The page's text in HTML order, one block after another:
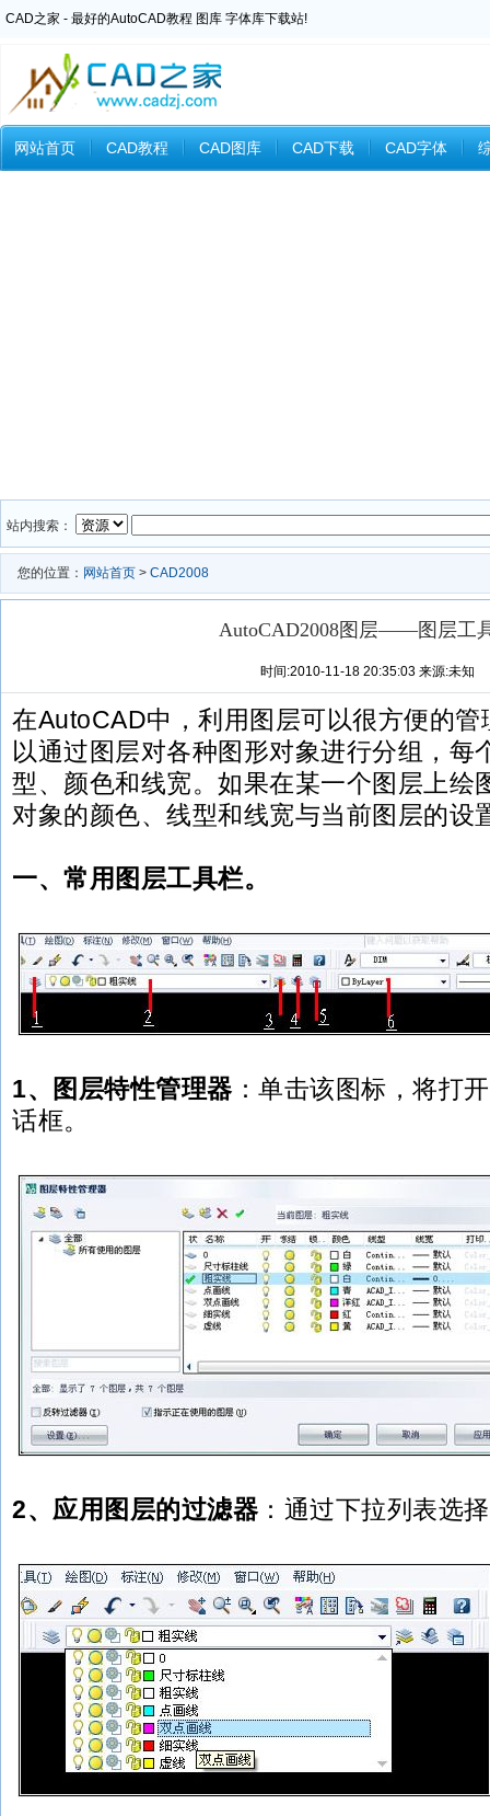
CAD之家 - 最好的AutoCAD教程 图库 字体库下载站!
网站首页 CAD教程 CAD图库 CAD下载 CAD字体
站内搜索：
您的位置： 网站首页 > CAD2008
AutoCAD2008图层——图层工
时间:2010-11-18 20:35:03 来源:未知
在AutoCAD中，利用图层可以很方便的
以通过图层对各种图形对象进行分组，每
型、颜色和线宽。如果在某一个图层上绘
对象的颜色、线型和线宽与当前图层的设
一、常用图层工具栏。
1、图层特性管理器：单击该图标，将打
话框。
2、应用图层的过滤器：通过下拉列表选